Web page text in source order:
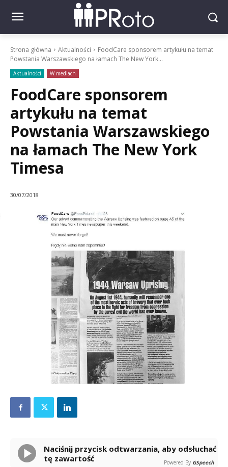
Strona główna Aktualności
FoodCare sponsorem artykułu na temat
Powstania Warszawskiego na łamach The New York...
Aktualności W mediach
FoodCare sponsorem
artykułu na temat
Powstania Warszawskiego
na łamach The New York
Timesa
30/07/2018
Naciśnij przycisk odtwarzania, aby odsłuchać
tę zawartość
Powered By GSpeech